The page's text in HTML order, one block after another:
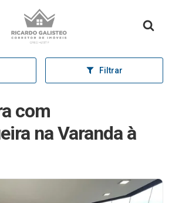
Página inicial
Filtrar
com
na Varanda à